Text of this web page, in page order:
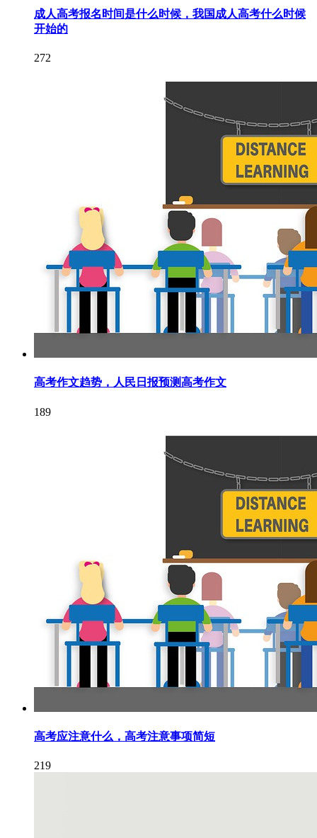
成人高考报名时间是什么时候，我国成人高考什么时候
开始的
272
高考作文趋势，人民日报预测高考作文
189
高考应注意什么，高考注意事项简短
219